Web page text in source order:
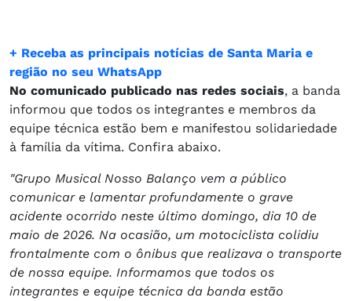
+ Receba as principais notícias de Santa Maria e
região no seu WhatsApp
No comunicado publicado nas redes sociais, a banda
informou que todos os integrantes e membros da
equipe técnica estão bem e manifestou solidariedade
à família da vítima. Confira abaixo.
"Grupo Musical Nosso Balanço vem a público
comunicar e lamentar profundamente o grave
acidente ocorrido neste último domingo, dia 10 de
maio de 2026. Na ocasião, um motociclista colidiu
frontalmente com o ônibus que realizava o transporte
de nossa equipe. Informamos que todos os
integrantes e equipe técnica da banda estão